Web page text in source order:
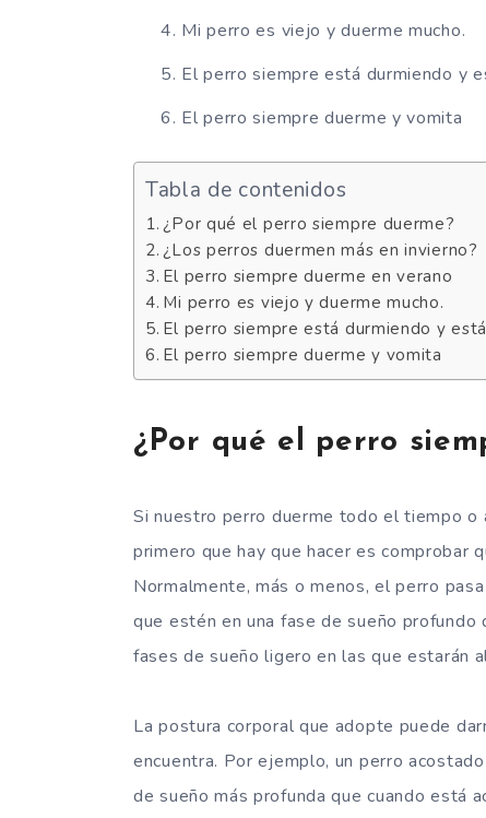
Mi perro es viejo y duerme mucho.
El perro siempre está durmiendo y
El perro siempre duerme y vomita
Tabla de contenidos
¿Por qué el perro siempre duerme?
¿Los perros duermen más en invierno?
El perro siempre duerme en verano
Mi perro es viejo y duerme mucho.
El perro siempre está durmiendo y
El perro siempre duerme y vomita
¿Por qué el perro
Si nuestro perro duerme todo el tiempo o
primero que hay que hacer es comprobar
Normalmente, más o menos, el perro
que estén en una fase de sueño
fases de sueño ligero en las que estarán
La postura corporal que adopte puede
encuentra. Por ejemplo, un perro
de sueño más profunda que cuando está